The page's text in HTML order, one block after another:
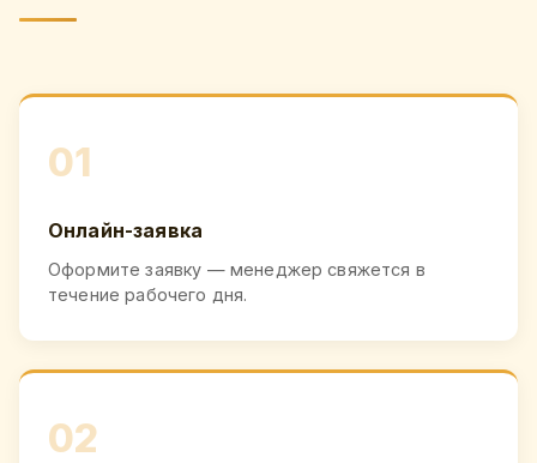
01
Онлайн-заявка
Оформите заявку — менеджер свяжется в
течение рабочего дня.
02